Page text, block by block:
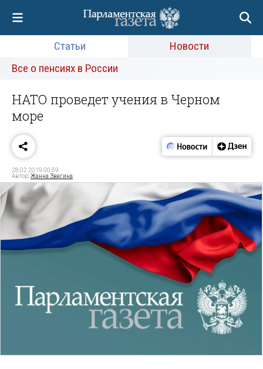
Статьи
Новости
Все о пенсиях в России
НАТО проведет учения в Черном
море
28.02.2019 00:59
Автор:Жанна Звягина